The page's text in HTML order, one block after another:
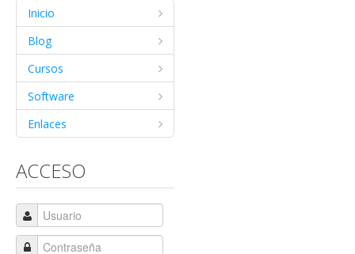
Inicio
Blog
Cursos
Software
Enlaces
ACCESO